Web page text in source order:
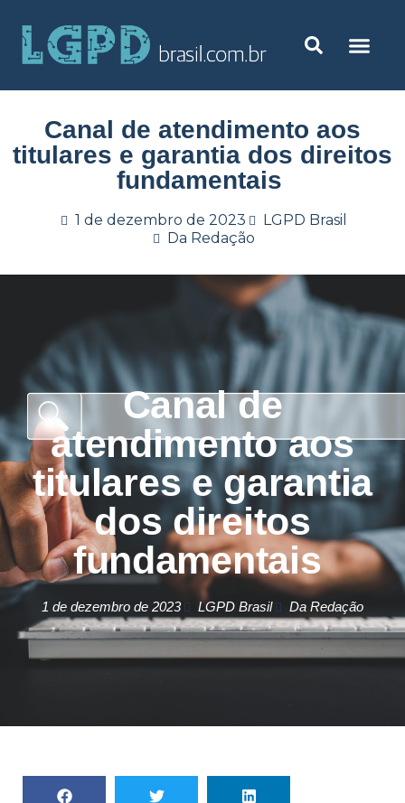
Canal de atendimento aos
titulares e garantia dos direitos
fundamentais ​​
1 de dezembro de 2023
LGPD Brasil
Da Redação
Canal de
atendimento aos
titulares e garantia
dos direitos
fundamentais ​​
1 de dezembro de 2023 LGPD Brasil Da Redação